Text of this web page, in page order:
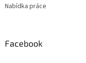
Nabídka práce
Facebook